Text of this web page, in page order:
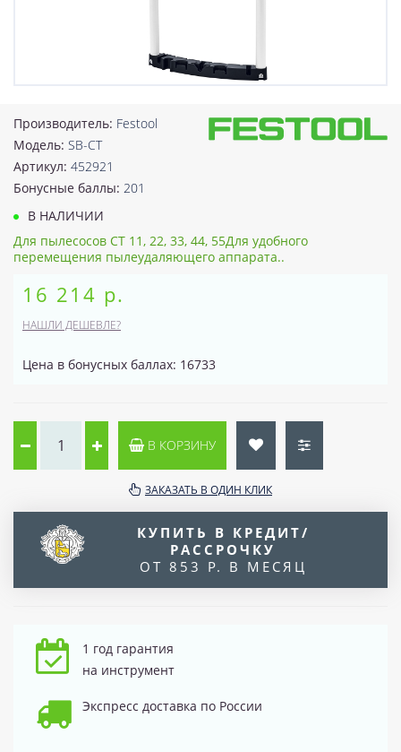
Производитель: Festool
Модель: SB-CT
Артикул: 452921
Бонусные баллы: 201
В НАЛИЧИИ
Для пылесосов CT 11, 22, 33, 44, 55Для удобного
перемещения пылеудаляющего аппарата..
16 214 р.
НАШЛИ ДЕШЕВЛЕ?
Цена в бонусных баллах: 16733
В КОРЗИНУ
ЗАКАЗАТЬ В ОДИН КЛИК
КУПИТЬ В КРЕДИТ/
РАССРОЧКУ
ОТ 853 Р. В МЕСЯЦ
1 год гарантия
на инструмент
Экспресс доставка по России